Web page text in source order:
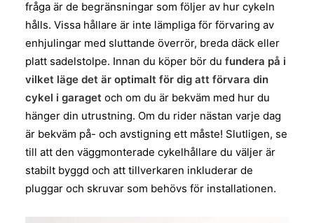
fråga är de begränsningar som följer av hur cykeln
hålls. Vissa hållare är inte lämpliga för förvaring av
enhjulingar med sluttande överrör, breda däck eller
platt sadelstolpe. Innan du köper bör du fundera på i
vilket läge det är optimalt för dig att förvara din
cykel i garaget och om du är bekväm med hur du
hänger din utrustning. Om du rider nästan varje dag
är bekväm på- och avstigning ett måste! Slutligen, se
till att den väggmonterade cykelhållare du väljer är
stabilt byggd och att tillverkaren inkluderar de
pluggar och skruvar som behövs för installationen.